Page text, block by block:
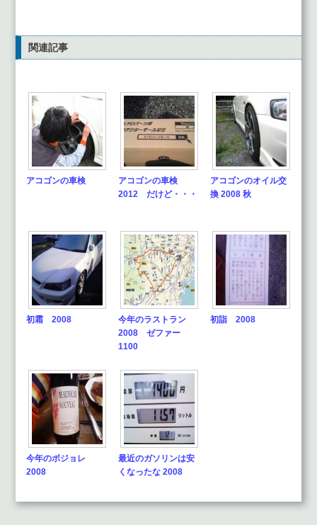
関連記事
アコゴンの車検
アコゴンの車検
2012 だけど・・・
アコゴンのオイル交
換 2008 秋
初霜 2008
今年のラストラン
2008 ゼファー
1100
初詣 2008
今年のボジョレ
2008
最近のガソリンは安
くなったな 2008